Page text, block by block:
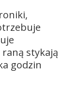
stykają
godzin